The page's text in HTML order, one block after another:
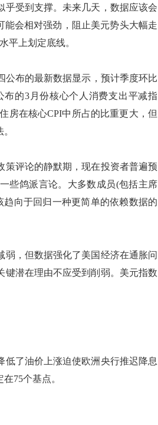
受到支撑。未来几天，数据应该会
能会相对强劲，阻止美元势头大幅走
平上划定底线。
布的最新数据显示，预计季度环比
布的3月份核心个人消费支出平减指
房在核心CPI中所占的比重更大，但
评论的静默期，现在投资者普遍预
些鸽派言论。大多数成员(包括主席
向于回归一种更简单的依赖数据的
，但数据强化了美国经济在通胀问
潜在理由不应受到削弱。美元指数
了油价上涨迫使欧洲央行推迟降息
75个基点。